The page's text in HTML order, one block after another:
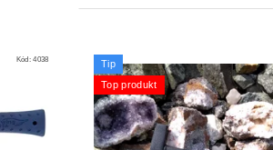
Kód:4038
Tip
Top produkt